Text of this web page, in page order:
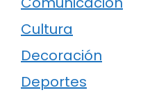
Cultura
Decoración
Deportes